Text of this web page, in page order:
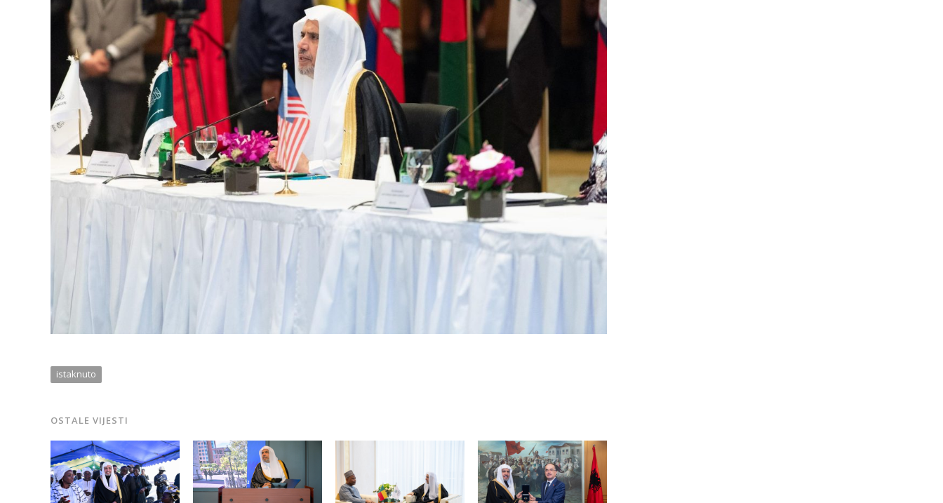
istaknuto
OSTALE VIJESTI